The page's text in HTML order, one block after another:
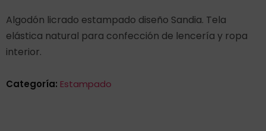
Algodón licrado estampado diseño Sandia. Tela
elástica natural para confección de lencería y ropa
interior.
Categoría: Estampado